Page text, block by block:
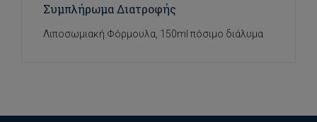
Συμπλήρωμα Διατροφής
Λιποσωμιακή Φόρμουλα, 150ml πόσιμο διάλυμα